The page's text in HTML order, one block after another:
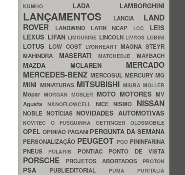
KUMHO LADA LAMBORGHINI
LANÇAMENTOS LANCIA LAND
ROVER
LANDWIND LATIN NCAP LCC LEIS
LEXUS LIFAN LIMOUSINE LINCOLN LIVROS LOBINI
LOTUS LOW COST LYONHEART MAGNA STEYR
MAHINDRA MASERATIMATCHEDJEMAYBACH
MAZDA MCLAREN MERCADO
MERCEDES-BENZMERCOSUL MERCURYMG
MINI MINIATURAS MITSUBISHI MIURA MOLLER
Mopar MORGAN MOSLER MOTO MOTORES MV
Agusta NANOFLOWCELL NICENISMO NISSAN
NOBLE NOTÍCIAS NOVIDADES AUTOMOTIVAS
NOVITEC O FUSQUINHA OETTINGER OLDSMOBILE
OPEL OPINIÃO PAGANI PERGUNTA DA SEMANA
PERSONALIZAÇÃO PEUGEOT PGO PININFARINA
PNEUS
POLARIS PONTIAC PONTO DE VISTA
PORSCHE PROJETOS ABORTADOS PROTON
PSA PUBLIEDITORIAL PUMA PURITALIA